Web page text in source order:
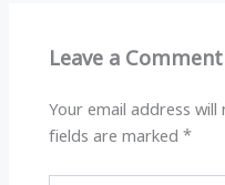
p m o
k
Leave a Comment
Your email address will
fields are marked*